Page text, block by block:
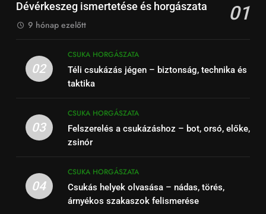
Dévérkeszeg ismertetése és horgászata 01
9 hónap ezelőtt
02
CSUKA HORGÁSZATA
Téli csukázás jégen – biztonság, technika és
taktika
03
CSUKA HORGÁSZATA
Felszerelés a csukázáshoz – bot, orsó, előke,
zsinór
04
CSUKA HORGÁSZATA
Csukás helyek olvasása – nádas, törés,
árnyékos szakaszok felismerése